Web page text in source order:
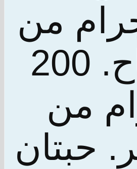
من
التفاح. 200
من
حبتان